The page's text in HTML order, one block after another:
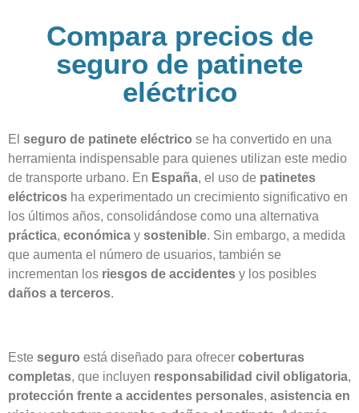
Compara precios de
seguro de patinete
eléctrico
El seguro de patinete eléctrico se ha convertido en una
herramienta indispensable para quienes utilizan este medio
de transporte urbano. En España, el uso de patinetes
eléctricos ha experimentado un crecimiento significativo en
los últimos años, consolidándose como una alternativa
práctica, económica y sostenible. Sin embargo, a medida
que aumenta el número de usuarios, también se
incrementan los riesgos de accidentes y los posibles
daños a terceros.
Este seguro está diseñado para ofrecer coberturas
completas, que incluyen responsabilidad civil obligatoria,
protección frente a accidentes personales, asistencia en